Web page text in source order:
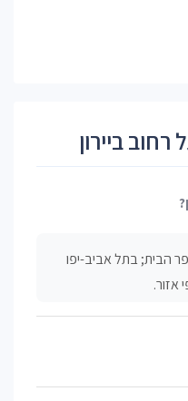
ביירון
הבית; בתל אביב-יפו
אזור.